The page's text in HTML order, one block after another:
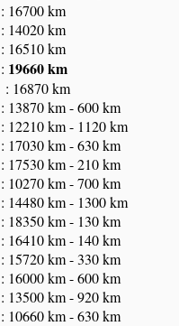
16700 km
14020 km
16510 km
19660 km
16870 km
13870 km - 600 km
12210 km - 1120 km
17030 km - 630 km
17530 km - 210 km
10270 km - 700 km
14480 km - 1300 km
18350km- 130 km
16410 km - 140 km
15720 km - 330 km
16000 km - 600 km
13500 km - 920 km
10660 km - 630 km